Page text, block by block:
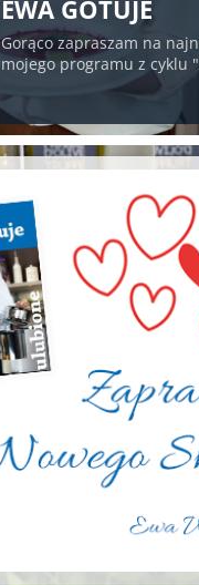
EWA GOTUJE
Gorąco zapraszam na
mojego programu z cyklu